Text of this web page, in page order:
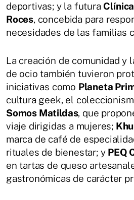
deportivas; y la futura
Roces, concebida para
necesidades de las familias
La creación de comunidad y
de ocio también tuvieron
iniciativas como Planeta
cultura geek, el
Somos Matildas, que
viaje dirigidas a mujeres;
marca de café de
rituales de bienestar; y PEQ
en tartas de queso
gastronómicas de carácter